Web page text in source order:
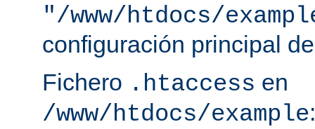
"/www/htdocs/
configuración principal
Fichero .htaccess en
/www/htdocs/example: